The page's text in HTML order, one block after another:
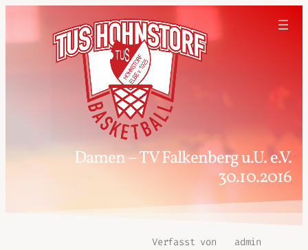
Damen – TV Falkenberg u.U. e.V.
30.10.2016
Verfasst von admin